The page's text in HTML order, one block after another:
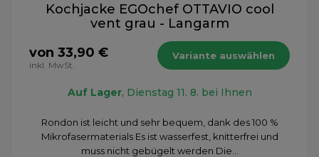
Kochjacke EGOchef OTTAVIO cool
vent grau - Langarm
von 33,90 €
inkl. MwSt.
Variante auswählen
Auf Lager, Dienstag 11. 8. bei Ihnen
Rondon ist leicht und sehr bequem, dank des 100 %
Mikrofasermaterials Es ist wasserfest, knitterfrei und
muss nicht gebügelt werden Die...